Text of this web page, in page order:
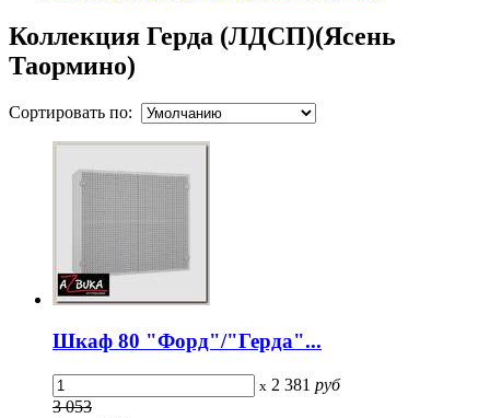
Коллекция Герда (ЛДСП)(Ясень
Таормино)
Сортировать по:
Шкаф 80 "Форд"/"Герда"...
x 2 381 руб
3 053